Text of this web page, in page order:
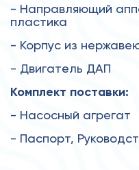
- Направляющий
пластика
- Корпус из
- Двигатель ДАП
Комплект поставки:
- Насосный агрегат
- Паспорт,